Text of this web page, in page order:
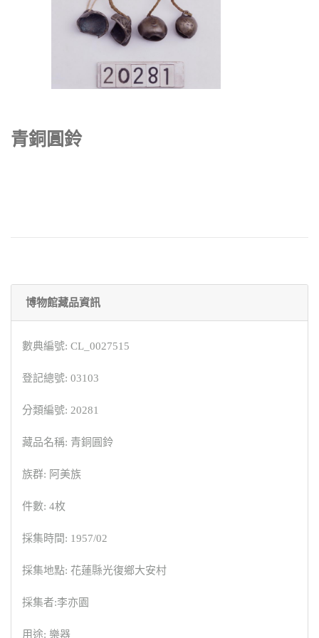
青銅圓鈴
博物館藏品資訊
數典編號: CL_0027515
登記總號: 03103
分類編號: 20281
藏品名稱: 青銅圓鈴
族群: 阿美族
件數: 4枚
採集時間: 1957/02
採集地點: 花蓮縣光復鄉大安村
採集者:李亦園
用途: 樂器